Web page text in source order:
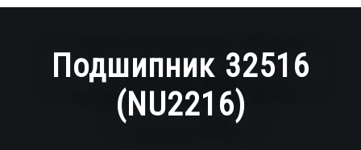
Подшипник 32516
(NU2216)